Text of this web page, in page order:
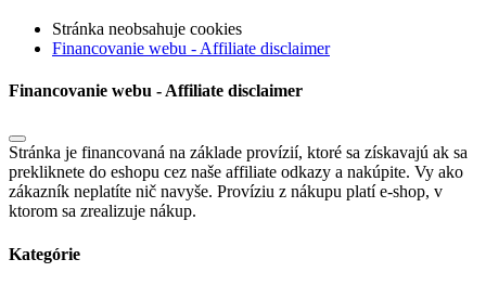
Stránka neobsahuje cookies
Financovanie webu - Affiliate disclaimer
Financovanie webu - Affiliate disclaimer
Stránka je financovaná na základe provízií, ktoré sa získavajú ak sa
prekliknete do eshopu cez naše affiliate odkazy a nakúpite. Vy ako
zákazník neplatíte nič navyše. Províziu z nákupu platí e-shop, v
ktorom sa zrealizuje nákup.
Kategórie